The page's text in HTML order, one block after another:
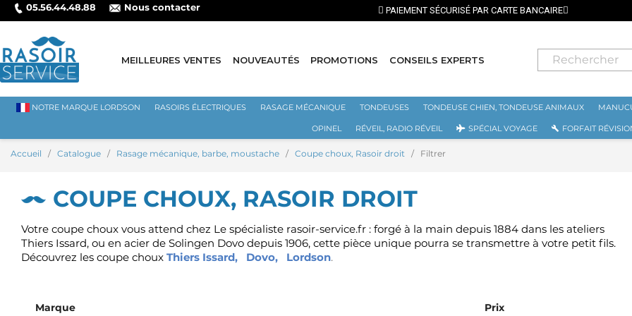
05.56.44.48.88 Nous contacter
BANCAIRE
MEILLEURES VENTES NOUVEAUTÉS PROMOTIONS CONSEILS EXPERTS
NOTRE MARQUE LORDSON RASOIRS ÉLECTRIQUES RASAGE MÉCANIQUE TONDEUSES TONDEUSE CHIEN, TONDEUSE ANIMAUX
OPINEL RÉVEIL, RADIO RÉVEIL SPÉCIAL VOYAGE FORFAIT
Accueil Catalogue Rasage mécanique, barbe, moustache Coupe choux, Rasoir droit Filtrer
COUPE CHOUX, RASOIR DROIT
Votre coupe choux vous attend chez Le spécialiste rasoir-service.fr : forgé à la main depuis 1884 dans les ateliers
Thiers Issard, ou en acier de Solingen Dovo depuis 1906, cette pièce unique pourra se transmettre à votre petit fils.
Découvrez les coupe choux Thiers Issard, Dovo, Lordson.
Marque
Prix